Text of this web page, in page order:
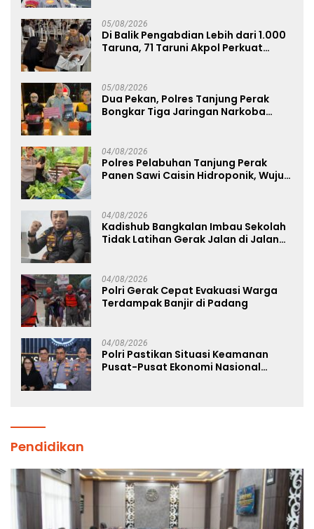
05/08/2026
Di Balik Pengabdian Lebih dari 1.000
Taruna, 71 Taruni Akpol Perkuat
05/08/2026
Dua Pekan, Polres Tanjung Perak
Bongkar Tiga Jaringan Narkoba
04/08/2026
Polres Pelabuhan Tanjung Perak
Panen Sawi Caisin Hidroponik, Wujud
04/08/2026
Kadishub Bangkalan Imbau Sekolah
Tidak Latihan Gerak Jalan di Jalan
04/08/2026
Polri Gerak Cepat Evakuasi Warga
Terdampak Banjir di Padang
04/08/2026
Polri Pastikan Situasi Keamanan
Pusat-Pusat Ekonomi Nasional
Pendidikan